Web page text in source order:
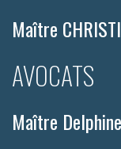
Maître
AVOCATS
Maître